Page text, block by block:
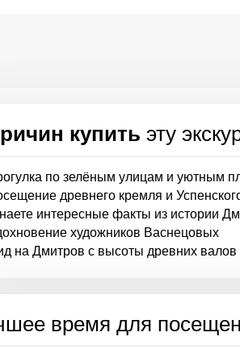
купить эту
по зелёным улицам и уютным
древнего кремля и
интересные факты из истории
художников Васнецовых
на Дмитров с высоты древних валов
время для